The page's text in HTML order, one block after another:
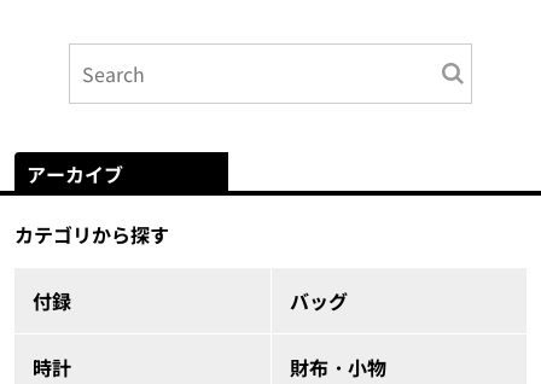
アーカイブ
カテゴリから探す
付録 バッグ
時計 財布・小物